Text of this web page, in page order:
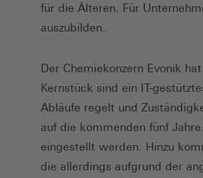
für die Älteren. Für
auszubilden.
Der Chemiekonzern Evonik
Kernstück sind ein IT-
Abläufe regelt und
auf die kommenden fünf
eingestellt werden. Hinzu
die allerdings aufgrund der